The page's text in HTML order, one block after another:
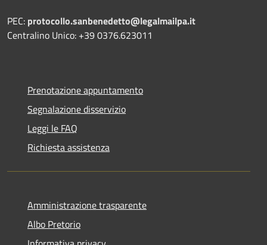
PEC: protocollo.sanbenedetto@legalmailpa.it
Centralino Unico: +39 0376.623011
Prenotazione appuntamento
Segnalazione disservizio
Leggi le FAQ
Richiesta assistenza
Amministrazione trasparente
Albo Pretorio